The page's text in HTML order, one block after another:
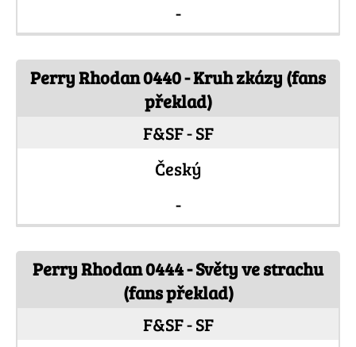
-
Perry Rhodan 0440 - Kruh zkázy (fans
překlad)
F&SF - SF
Český
-
Perry Rhodan 0444 - Světy ve strachu
(fans překlad)
F&SF - SF